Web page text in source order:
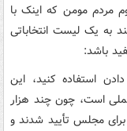
مردم مومن که اینک با
به یک لیست انتخاباتی
باشد:
استفاده کنید، این
است، چون چند هزار
مجلس تأیید شدند و